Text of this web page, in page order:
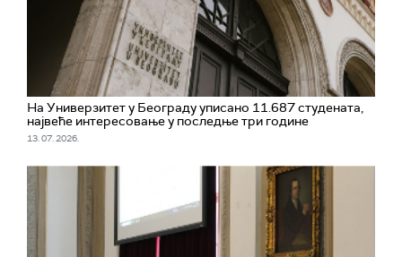
На Универзитет у Београду уписано 11.687 студената,
највеће интересовање у последње три године
13. 07. 2026.